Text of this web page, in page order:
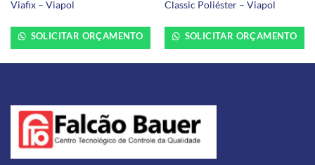
Viafix – Viapol
SOLICITAR ORÇAMENTO
Classic Poliéster – Viapol
SOLICITAR ORÇAMENTO